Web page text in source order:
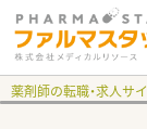
薬剤師の転職・求人サ